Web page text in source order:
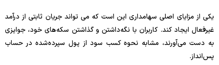
یکی از مزایای اصلی سهامداری این است که می تواند جریان ثابتی از درآمد
غیرفعال ایجاد کند. کاربران با نگه‌داشتن و گذاشتن سکه‌های خود، جوایزی
به دست می‌آورند، مشابه نحوه کسب سود از پول سپرده‌شده در حساب
پس‌انداز.